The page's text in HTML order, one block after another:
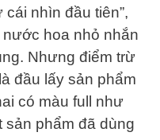
nhìn đầu tiên”,
hoa nhỏ nhắn
Nhưng điểm trừ
đầu lấy sản phẩm
có màu full như
sản phẩm đã dùng